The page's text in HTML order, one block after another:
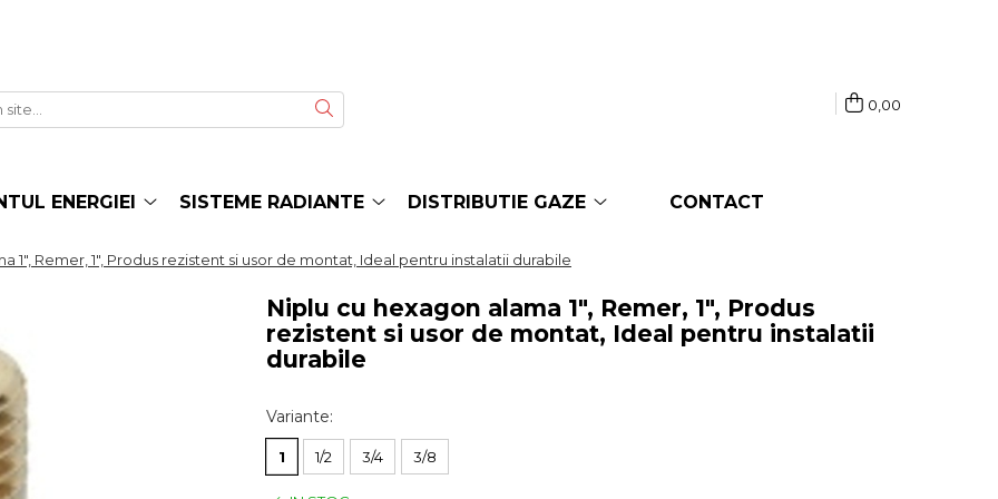
0,00
ENERGIEI SISTEME RADIANTE DISTRIBUTIE GAZE CONTACT
1", Remer, 1", Produs rezistent si usor de montat, Ideal pentru instalatii durabile
Niplu cu hexagon alama 1", Remer, 1", Produs
rezistent si usor de montat, Ideal pentru instalatii
durabile
Variante:
1 1/2 3/4 3/8